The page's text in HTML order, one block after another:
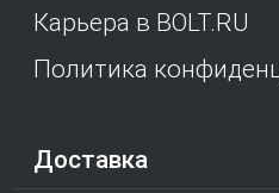
Карьера в BOLT.RU
Политика
Доставка